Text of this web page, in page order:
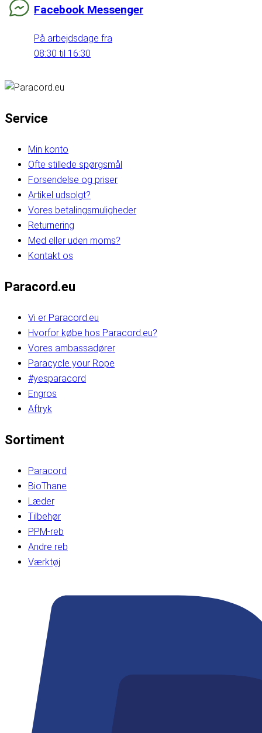
Facebook Messenger
På arbejdsdage fra
08:30 til 16:30
Service
Min konto
Ofte stillede spørgsmål
Forsendelse og priser
Artikel udsolgt?
Vores betalingsmuligheder
Returnering
Med eller uden moms?
Kontakt os
Paracord.eu
Vi er Paracord.eu
Hvorfor købe hos Paracord.eu?
Vores ambassadører
Paracycle your Rope
#yesparacord
Engros
Aftryk
Sortiment
Paracord
BioThane
Læder
Tilbehør
PPM-reb
Andre reb
Værktøj